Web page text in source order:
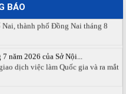
BÁO
năm 2026
thành phố Đồng Nai tháng 8
dịch việc làm Quốc gia và ra mắt